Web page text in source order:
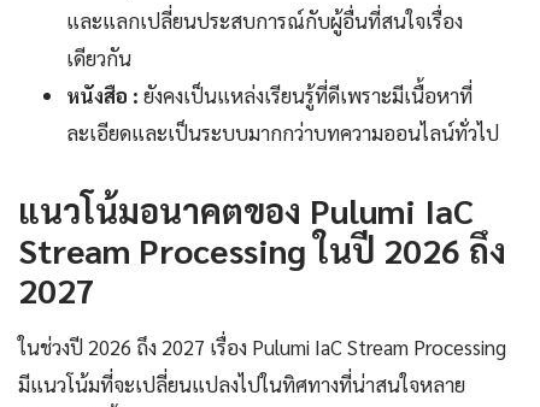
และแลกเปลี่ยนประสบการณ์กับผู้อื่นที่สนใจเรื่อง
เดียวกัน
หนังสือ : ยังคงเป็นแหล่งเรียนรู้ที่ดีเพราะมีเนื้อหาที่
ละเอียดและเป็นระบบมากกว่าบทความออนไลน์ทั่วไป
แนวโน้มอนาคตของ Pulumi IaC
Stream Processing ในปี 2026 ถึง
2027
ในช่วงปี 2026 ถึง 2027 เรื่อง Pulumi IaC Stream Processing
มีแนวโน้มที่จะเปลี่ยนแปลงไปในทิศทางที่น่าสนใจหลาย